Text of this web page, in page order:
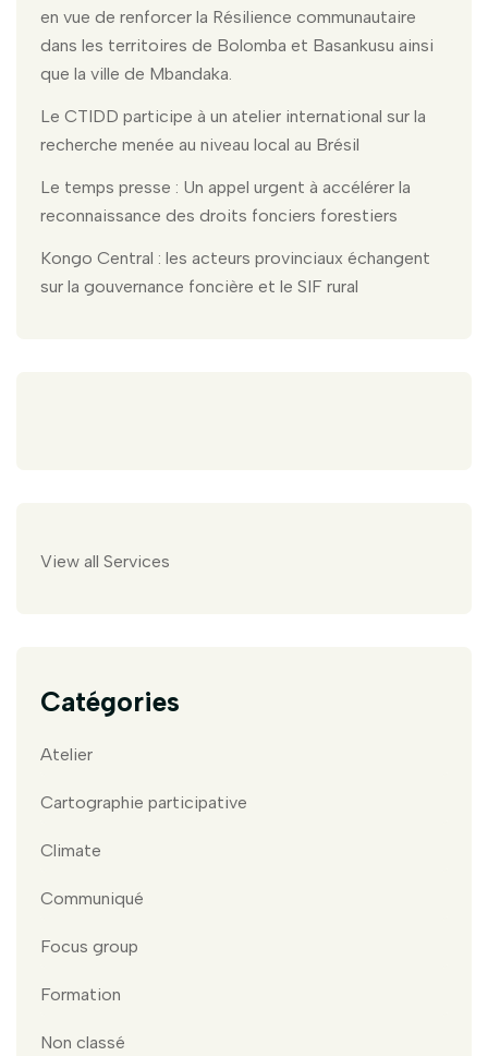
en vue de renforcer la Résilience communautaire
dans les territoires de Bolomba et Basankusu ainsi
que la ville de Mbandaka.
Le CTIDD participe à un atelier international sur la
recherche menée au niveau local au Brésil
Le temps presse : Un appel urgent à accélérer la
reconnaissance des droits fonciers forestiers
Kongo Central : les acteurs provinciaux échangent
sur la gouvernance foncière et le SIF rural
View all Services
Catégories
Atelier
Cartographie participative
Climate
Communiqué
Focus group
Formation
Non classé